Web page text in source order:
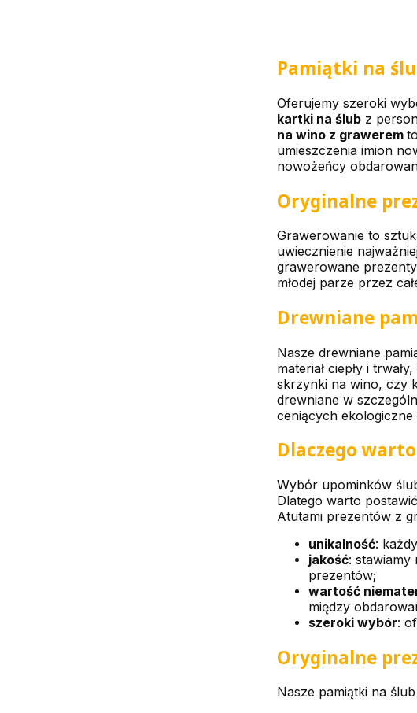
Pamiątki na
Oferujemy szeroki
kartki na ślub z
na wino z grawerem
umieszczenia imion
nowożeńcy
Oryginalne
Grawerowanie to
uwiecznienie
grawerowane
młodej parze przez
Drewniane
Nasze drewniane
materiał ciepły i
skrzynki na wino, czy
drewniane w
ceniących ekologiczne
Dlaczego
Wybór upominków
Dlatego warto
Atutami prezentów z
unikalność:
jakość: stawiamy
prezentów;
wartość
między
szeroki wybór:
Oryginalne
Nasze pamiątki na